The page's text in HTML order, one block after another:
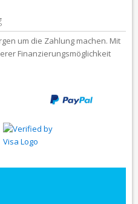
um die Zahlung machen. Mit
Finanzierungsmöglichkeit